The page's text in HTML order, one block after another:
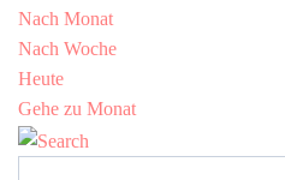
Nach Monat
Nach Woche
Heute
Gehe zu Monat